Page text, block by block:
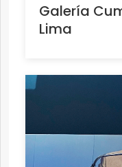
Galería
Lima